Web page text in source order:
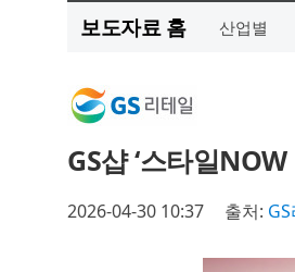
보도자료 홈 산업별
GS샵 ‘스타일
2026-04-30 10:37 출처: